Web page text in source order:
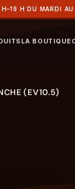
H–19 H DU MARDI
LA BOUTIQUE
(EV10.5)